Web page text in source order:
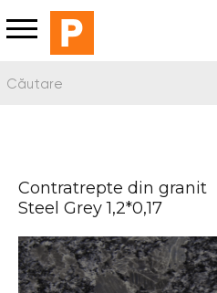
Contratrepte din granit
Steel Grey 1,2*0,17